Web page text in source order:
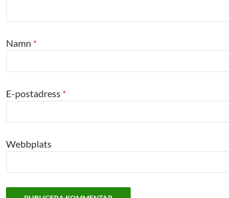
Namn *
E-postadress *
Webbplats